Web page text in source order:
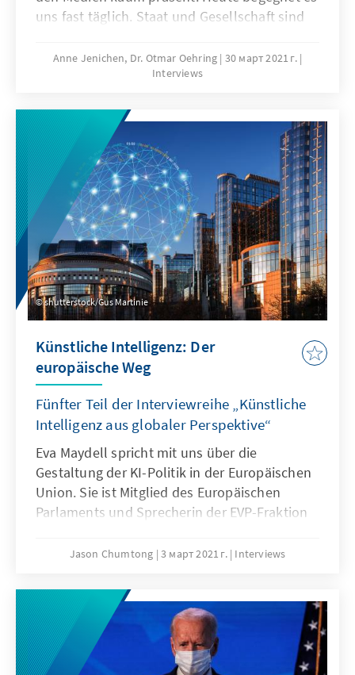
uns fast täglich. Staat und Gesellschaft sind
gefordert, sich der Herausforderung
zunehmender religiöser und
Anne Jenichen, Dr. Otmar Oehring 30 март 2021 г.
Interviews
shutterstock/Gus Martinie
Künstliche Intelligenz: Der
europäische Weg
Fünfter Teil der Interviewreihe „Künstliche
Intelligenz aus globaler Perspektive“
Eva Maydell spricht mit uns über die
Gestaltung der KI-Politik in der Europäischen
Union. Sie ist Mitglied des Europäischen
Parlaments und Sprecherin der EVP-Fraktion
in the Digital Age (AIDA).
Jason Chumtong 3 март 2021 г. Interviews